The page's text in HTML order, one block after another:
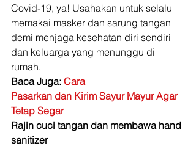
Covid-19, ya! Usahakan untuk selalu
memakai masker dan sarung tangan
demi menjaga kesehatan diri sendiri
dan keluarga yang menunggu di
rumah.
Baca Juga: Cara
Pasarkan dan Kirim Sayur Mayur Agar
Tetap Segar
Rajin cuci tangan dan membawa hand
sanitizer